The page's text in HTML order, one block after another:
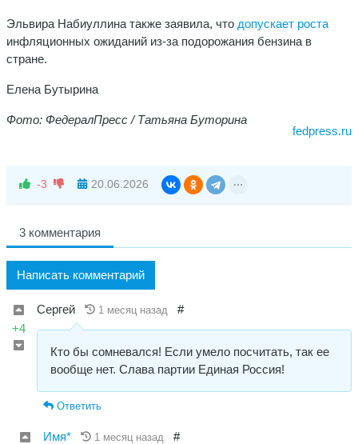
Эльвира Набиуллина также заявила, что допускает роста
инфляционных ожиданий из-за подорожания бензина в
стране.
Елена Бутырина
Фото: ФедералПресс / Татьяна Буторина
fedpress.ru
-3 20.06.2026
3 комментария
Написать комментарий
+4
Сергей 1 месяц назад #
Кто бы сомневался! Если умело посчитать, так ее
вообще нет. Слава партии Единая Россия!
Ответить
Имя* 1 месяц назад #